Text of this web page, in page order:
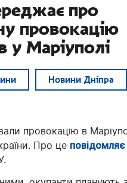
про
провокацію
у Маріуполі
Новини Дніпра
провокацію в
Про це повідомляє